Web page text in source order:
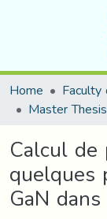
Home
Master Thesis
Calcul
quelques
GaN